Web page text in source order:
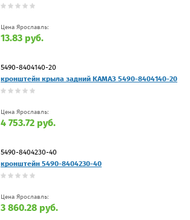
Цена Ярославль:
13.83 руб.
5490-8404140-20
кронштейн крыла задний КАМАЗ 5490-8404140-20
Цена Ярославль:
4 753.72 руб.
5490-8404230-40
кронштейн 5490-8404230-40
Цена Ярославль:
3 860.28 руб.